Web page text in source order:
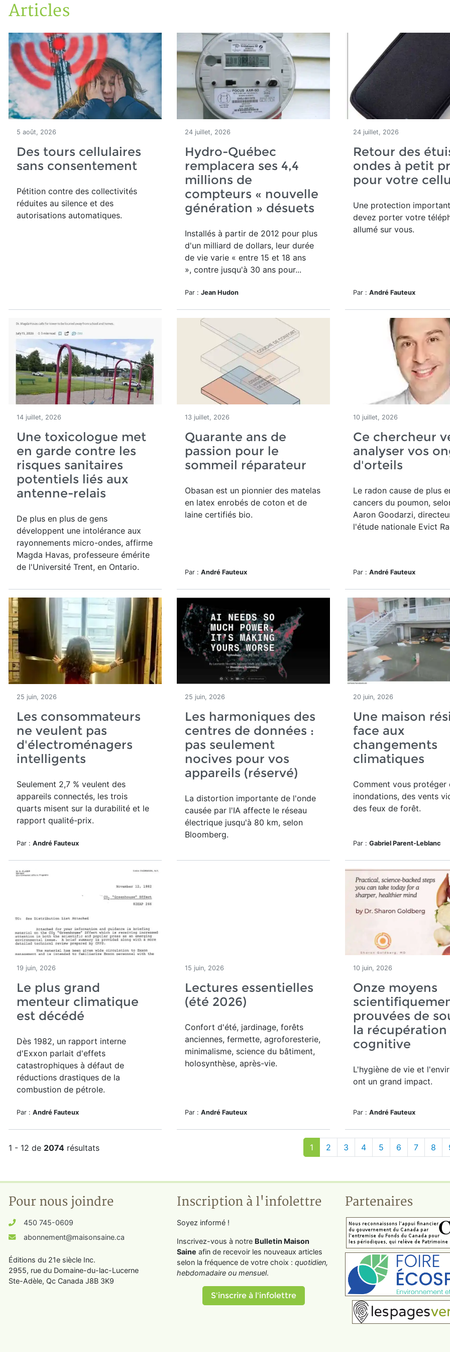
Accueil
Articles
Articles
5 août, 2026
Des tours cellulaires
sans consentement
Pétition contre des collectivités
réduites au silence et des
autorisations automatiques.
24 juillet, 2026
Hydro-Québec
remplacera ses 4,4
millions de
compteurs « nouvelle
génération » désuets
Installés à partir de 2012 pour plus
d'un milliard de dollars, leur durée
de vie varie « entre 15 et 18 ans
», contre jusqu'à 30 ans pour...
Par : Jean Hudon
24 juillet, 2026
Retour des
ondes à petit
pour votre
Une protection
devez porter votre
allumé sur vous.
Par : André Fauteux
14 juillet, 2026
Une toxicologue met
en garde contre les
risques sanitaires
potentiels liés aux
antenne-relais
De plus en plus de gens
développent une intolérance aux
rayonnements micro-ondes, affirme
Magda Havas, professeure émérite
de l'Université Trent, en Ontario.
13 juillet, 2026
Quarante ans de
passion pour le
sommeil réparateur
Obasan est un pionnier des matelas
en latex enrobés de coton et de
laine certifiés bio.
Par : André Fauteux
10 juillet, 2026
Ce chercheur
analyser vos
d'orteils
Le radon cause de plus
cancers du poumon,
Aaron Goodarzi,
l'étude nationale Evict
Par : André Fauteux
25 juin, 2026
Les consommateurs
ne veulent pas
d'électroménagers
intelligents
Seulement 2,7 % veulent des
appareils connectés, les trois
quarts misent sur la durabilité et le
rapport qualité-prix.
Par : André Fauteux
25 juin, 2026
Les harmoniques des
centres de données :
pas seulement
nocives pour vos
appareils (réservé)
La distortion importante de l'onde
causée par l'IA affecte le réseau
électrique jusqu'à 80 km, selon
Bloomberg.
20 juin, 2026
Une maison
face aux
changements
climatiques
Comment vous protéger
inondations, des vents
des feux de forêt.
Par : Gabriel Parent-Leblanc
19 juin, 2026
Le plus grand
menteur climatique
est décédé
Dès 1982, un rapport interne
d'Exxon parlait d'effets
catastrophiques à défaut de
réductions drastiques de la
combustion de pétrole.
Par : André Fauteux
15 juin, 2026
Lectures essentielles
(été 2026)
Confort d'été, jardinage, forêts
anciennes, fermette, agroforesterie,
minimalisme, science du bâtiment,
holosynthèse, après-vie.
Par : André Fauteux
10 juin, 2026
Onze moyens
prouvées de
la récupération
cognitive
L'hygiène de vie et
ont un grand impact.
Par : André Fauteux
1 - 12 de 2074 résultats 1 2 3 4 5 6 7 8
Pour nous joindre
450 745-0609
abonnement@maisonsaine.ca
Éditions du 21e siècle Inc.
2955, rue du Domaine-du-lac-Lucerne
Ste-Adèle, Qc Canada J8B 3K9
Inscription à l'infolettre
Soyez informé !
Inscrivez-vous à notre Bulletin Maison
Saine afin de recevoir les nouveaux articles
selon la fréquence de votre choix : quotidien,
hebdomadaire ou mensuel.
S'inscrire à l'infolettre
Partenaires